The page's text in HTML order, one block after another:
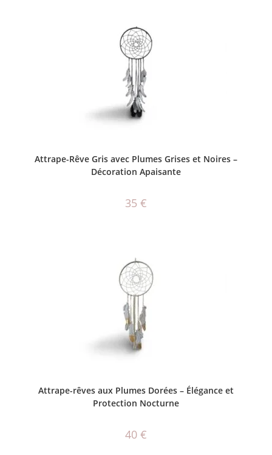
Attrape-Rêve Gris avec Plumes Grises et Noires –
Décoration Apaisante
35 €
Attrape-rêves aux Plumes Dorées – Élégance et
Protection Nocturne
40 €